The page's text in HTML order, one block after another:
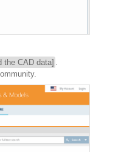
the CAD data]